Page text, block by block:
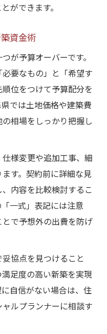
ができます。
資金術
が予算オーバーです。
要なもの」と「希望す
位をつけて予算配分を
では土地価格や建築費
相場をしっかり把握し
様変更や追加工事、細
す。契約前に詳細な見
内容を比較検討するこ
一式」表記には注意
で予想外の出費を防げ
協点を見つけること
足度の高い新築を実現
自信がない場合は、住
ルプランナーに相談す